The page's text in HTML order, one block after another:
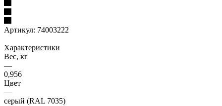
Артикул: 74003222
Характеристики
Вес, кг
—
0,956
Цвет
—
серый (RAL 7035)